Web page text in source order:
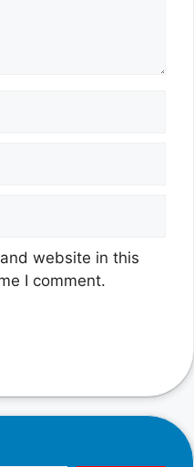
website in this
I comment.